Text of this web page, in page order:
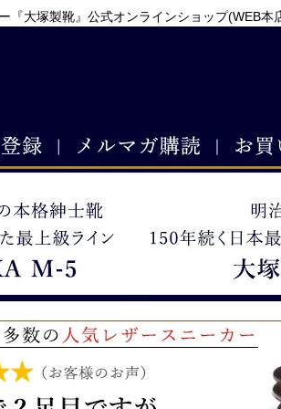
『大塚製靴』公式オンラインショップ(WEB本